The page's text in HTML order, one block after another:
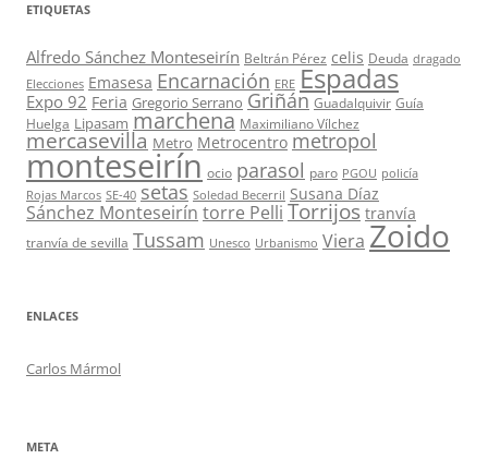
ETIQUETAS
Alfredo Sánchez Monteseirín Beltrán Pérez celis Deuda dragado
Elecciones Emasesa Encarnación ERE Espadas
Expo 92 Feria Gregorio Serrano Griñán Guadalquivir Guía
Huelga Lipasam marchena Maximiliano Vílchez
mercasevilla Metro Metrocentro metropol
monteseirín ocio parasol paro PGOU policía
Rojas Marcos SE-40 setas Soledad Becerril Susana Díaz
Sánchez Monteseirín torre Pelli Torrijos tranvía
tranvía de sevilla Tussam Unesco Urbanismo Viera Zoido
ENLACES
Carlos Mármol
META